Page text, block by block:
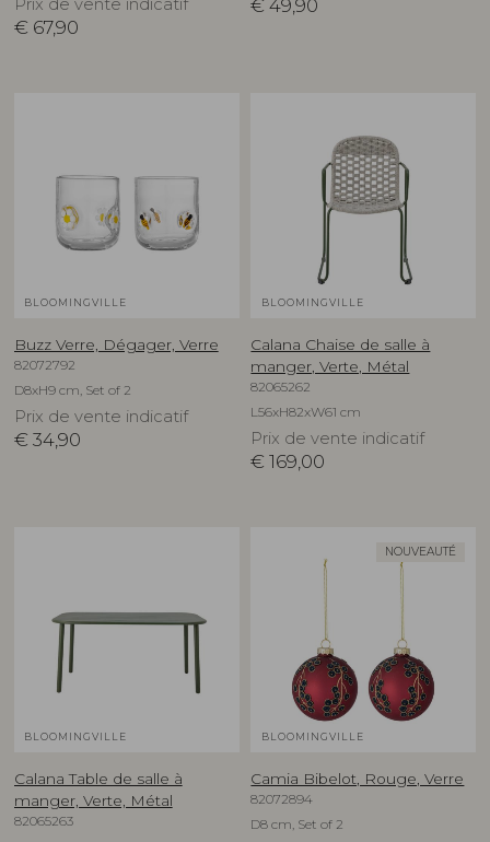
Prix de vente indicatif
€ 67,90
€ 49,90
BLOOMINGVILLE
Buzz Verre, Dégager, Verre
82072792
D8xH9 cm, Set of 2
Prix de vente indicatif
€ 34,90
BLOOMINGVILLE
Calana Chaise de salle à
manger, Verte, Métal
82065262
L56xH82xW61 cm
Prix de vente indicatif
€ 169,00
BLOOMINGVILLE
Calana Table de salle à
manger, Verte, Métal
82065263
NOUVEAUTÉ
BLOOMINGVILLE
Camia Bibelot, Rouge, Verre
82072894
D8 cm, Set of 2